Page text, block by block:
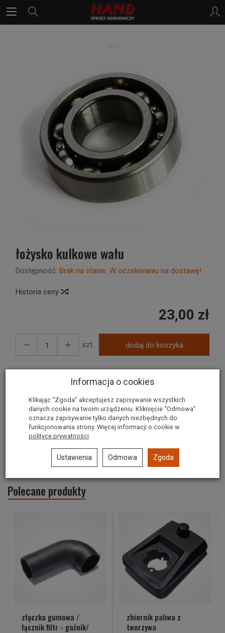
łożysko kulkowe wału
Dostępność: Brak na stanie. W oczekiwaniu na dostawę!
Historia ceny
23,00 zł
szt. dodaj do koszyka
Łożysko kulkowe wału korbowego do
silnika VARI
Łożysko mocowane jest od strony iskrownika
Polecane produkty
złączka gumowa /
łącznik filtr - gaźnik/
zbiornik paliwa z
tworzywa
Informacja o cookies
Klikając “Zgoda” akceptujesz zapisywanie wszystkich
danych cookie na twoim urządzeniu. Kliknięcie “Odmowa”
oznacza zapisywanie tylko danych niezbędnych do
funkcjonowania strony. Więcej informacji o cookie w
polityce prywatności.
Ustawienia Odmowa Zgoda